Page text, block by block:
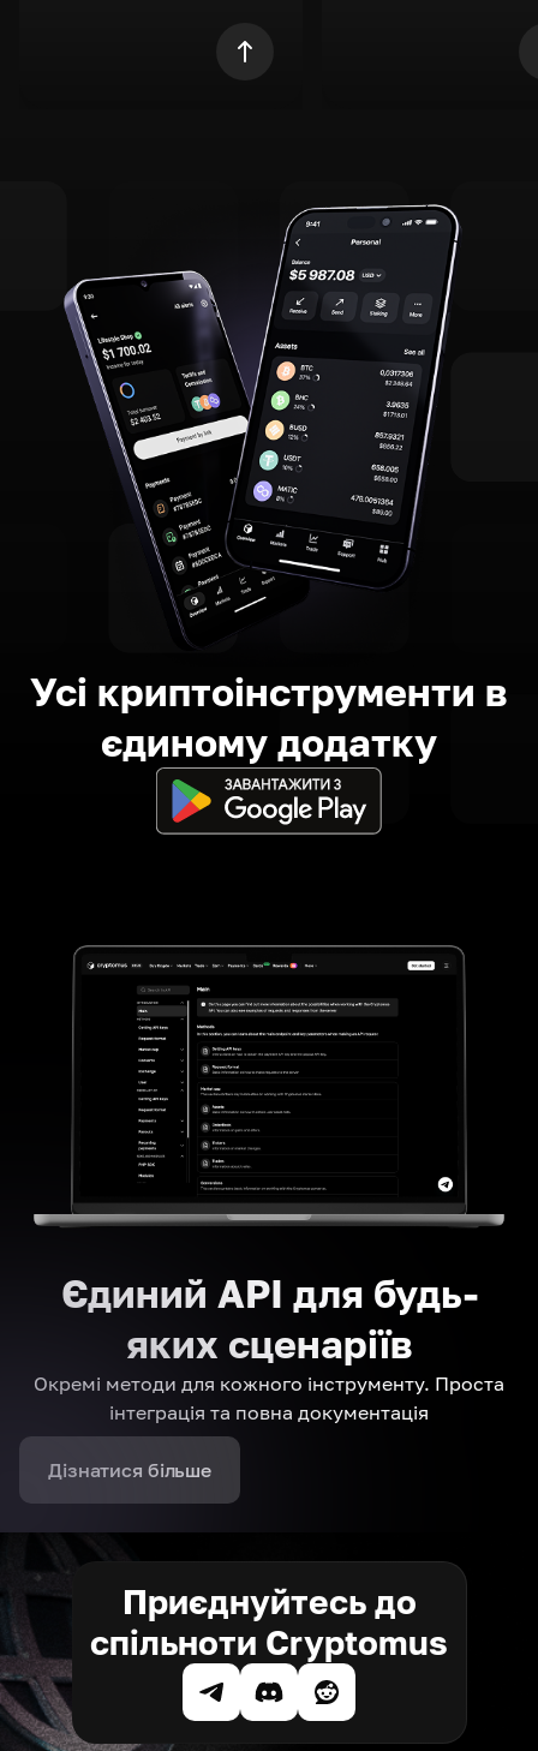
Усі криптоінструменти в
єдиному додатку
Єдиний API для будь-
яких сценаріїв
Окремі методи для кожного інструменту. Проста
інтеграція та повна документація
Дізнатися більше
Приєднуйтесь до
спільноти Cryptomus